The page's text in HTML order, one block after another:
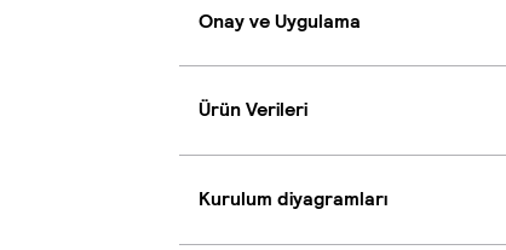
Onay ve Uygulama
Ürün Verileri
Kurulum diyagramları